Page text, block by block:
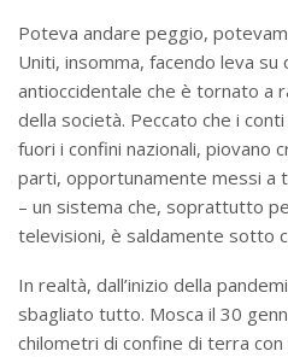
Poteva andare peggio,
Uniti, insomma, facendo leva
antioccidentale che è tornato a
della società. Peccato che i
fuori i confini nazionali, piovano
parti, opportunamente messi a
– un sistema che, soprattutto
televisioni, è saldamente sotto
In realtà, dall’inizio della
sbagliato tutto. Mosca il 30
chilometri di confine di terra con